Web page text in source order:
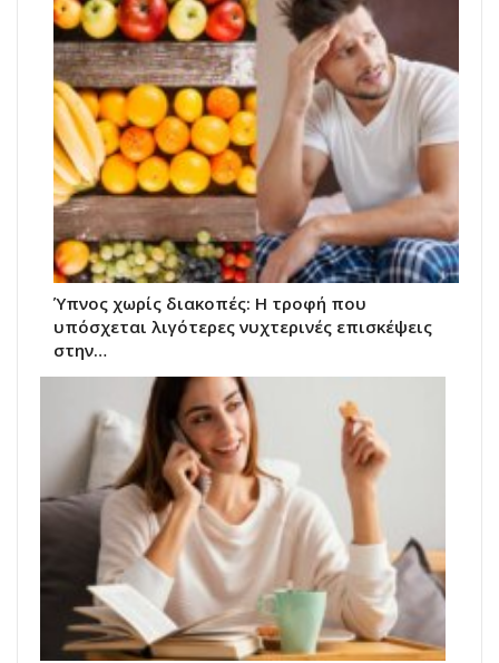
Ύπνος χωρίς διακοπές: Η τροφή που
υπόσχεται λιγότερες νυχτερινές επισκέψεις
στην…